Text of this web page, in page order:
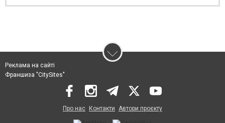
Реклама на сайті
Франшиза "CitySites"
Про нас Контакти Автори проєкту